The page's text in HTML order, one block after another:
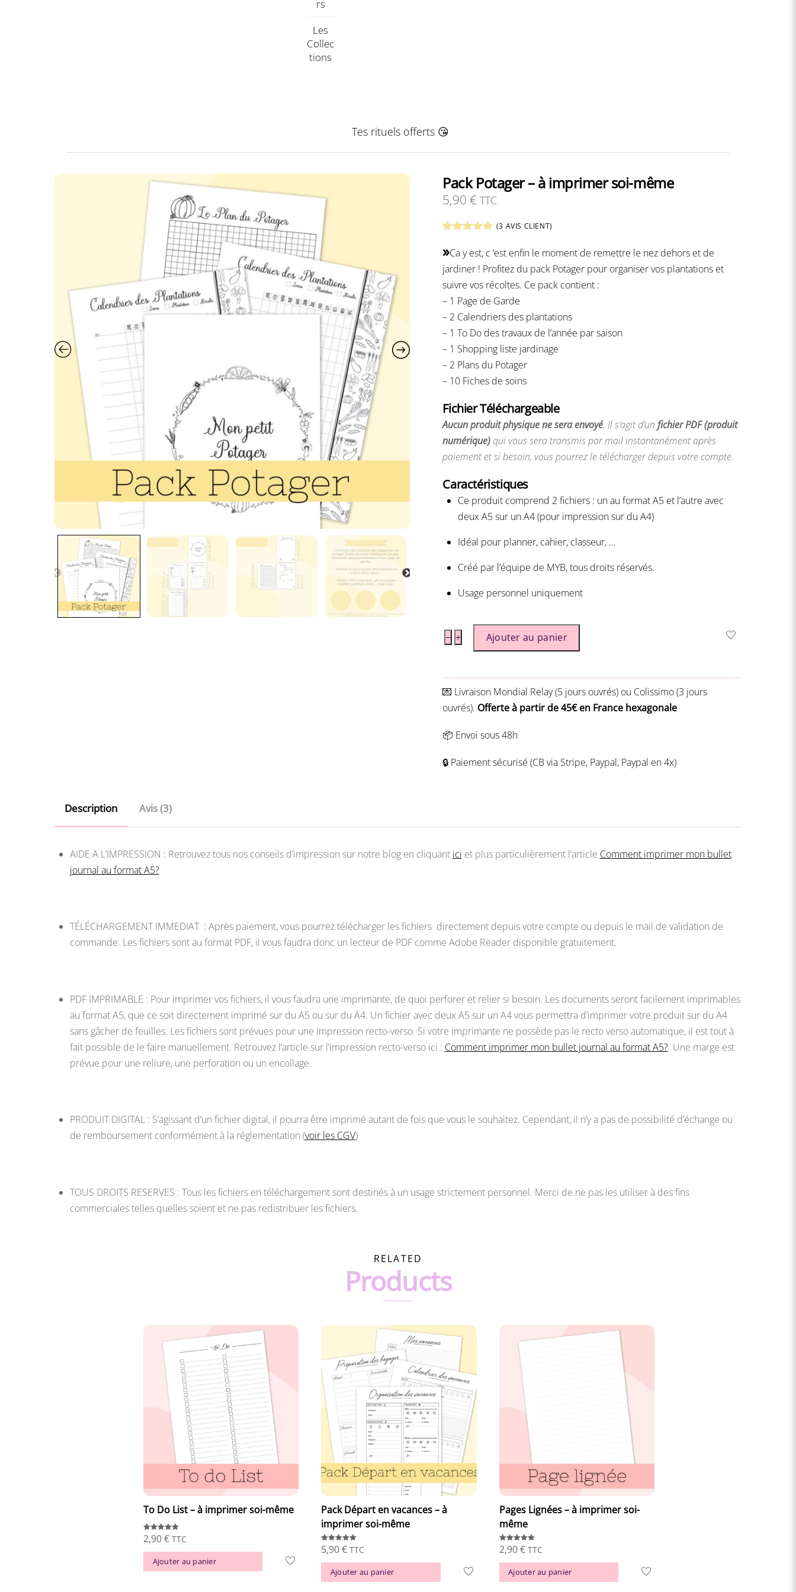
Rs
Les
Collec
Tions
Tes rituels offerts 😘
Pack Potager – à imprimer soi-même
5,90€ TTC
sur 5
basé sur
notations
client
(3 AVIS CLIENT)
»Ca y est, c ’est enfin le moment de remettre le nez dehors et de
jardiner ! Profitez du pack Potager pour organiser vos plantations et
suivre vos récoltes. Ce pack contient :
– 1 Page de Garde
– 2 Calendriers des plantations
– 1 To Do des travaux de l’année par saison
– 1 Shopping liste jardinage
– 2 Plans du Potager
– 10 Fiches de soins
Fichier Téléchargeable
Aucun produit physique ne sera envoyé. Il s’agit d’un fichier PDF (produit
numérique)qui vous sera transmis par mail instantanément après
paiement et si besoin, vous pourrez le télécharger depuis votre compte.
Caractéristiques
Ce produit comprend 2 fichiers : un au format A5 et l’autre avec
deux A5 sur un A4 (pour impression sur du A4)
Idéal pour planner, cahier, classeur, …
Créé par l’équipe de MYB, tous droits réservés.
Usage personnel uniquement
− quantité
Potager
imprimer
même
+ Ajouter au panier
💌 Livraison Mondial Relay (5 jours ouvrés) ou Colissimo (3 jours
ouvrés). Offerte à partir de 45€ en France hexagonale
📦 Envoi sous 48h
🔒 Paiement sécurisé (CB via Stripe, Paypal, Paypal en 4x)
Description Avis (3)
AIDE A L’IMPRESSION : Retrouvez tous nos conseils d’impression sur notre blog en cliquant ici et plus particulièrement l’article Comment imprimer mon bullet
journal au format A5?
TÉLÉCHARGEMENT IMMEDIAT : Après paiement, vous pourrez télécharger les fichiers directement depuis votre compte ou depuis le mail de validation de
commande. Les fichiers sont au format PDF, il vous faudra donc un lecteur de PDF comme Adobe Reader disponible gratuitement.
PDF IMPRIMABLE : Pour imprimer vos fichiers, il vous faudra une imprimante, de quoi perforer et relier si besoin. Les documents seront facilement imprimables
au format A5, que ce soit directement imprimé sur du A5 ou sur du A4. Un fichier avec deux A5 sur un A4 vous permettra d’imprimer votre produit sur du A4
sans gâcher de feuilles. Les fichiers sont prévues pour une impression recto-verso. Si votre imprimante ne possède pas le recto verso automatique, il est tout à
fait possible de le faire manuellement. Retrouvez l’article sur l’impression recto-verso ici : Comment imprimer mon bullet journal au format A5?Une marge est
prévue pour une reliure, une perforation ou un encollage.
PRODUIT DIGITAL : S’agissant d’un fichier digital, il pourra être imprimé autant de fois que vous le souhaitez. Cependant, il n’y a pas de possibilité d’échange ou
de remboursement conformément à la réglementation (voir les CGV)
TOUS DROITS RESERVES : Tous les fichiers en téléchargement sont destinés à un usage strictement personnel. Merci de ne pas les utiliser à des fins
commerciales telles quelles soient et ne pas redistribuer les fichiers.
RELATED
Products
To Do List – à imprimer soi-même
Note
5.00
2,90€ TTC
Ajouter au panier
Pack Départ en vacances – à
imprimer soi-même
Note
5.00
5,90€ TTC
Ajouter au panier
Pages Lignées – à imprimer soi-
même
Note
5.00
2,90€ TTC
Ajouter au panier